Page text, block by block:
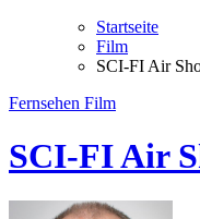
Startseite
Film
SCI-FI Air
Fernsehen Film
SCI-FI Air